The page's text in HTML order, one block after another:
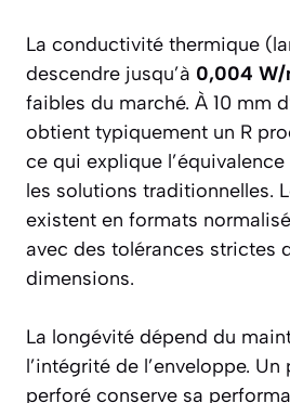
La conductivité thermique
descendre jusqu’à 0,004 W/
faibles du marché. À 10 mm
obtient typiquement un R
ce qui explique
les solutions traditionnelles.
existent en formats
avec des tolérances strictes
dimensions.
La longévité dépend du
l’intégrité de l’enveloppe. Un
perforé conserve sa